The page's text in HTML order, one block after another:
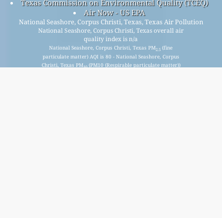
Texas Commission on Environmental Quality (TCEQ)
Air Now - US EPA
National Seashore, Corpus Christi, Texas, Texas Air Pollution
National Seashore, Corpus Christi, Texas overall air
quality index is n/a
National Seashore, Corpus Christi, Texas PM2.5 (fine
particulate matter) AQI is 80 - National Seashore, Corpus
Christi, Texas PM10(PM10 (Respirable particulate matter))